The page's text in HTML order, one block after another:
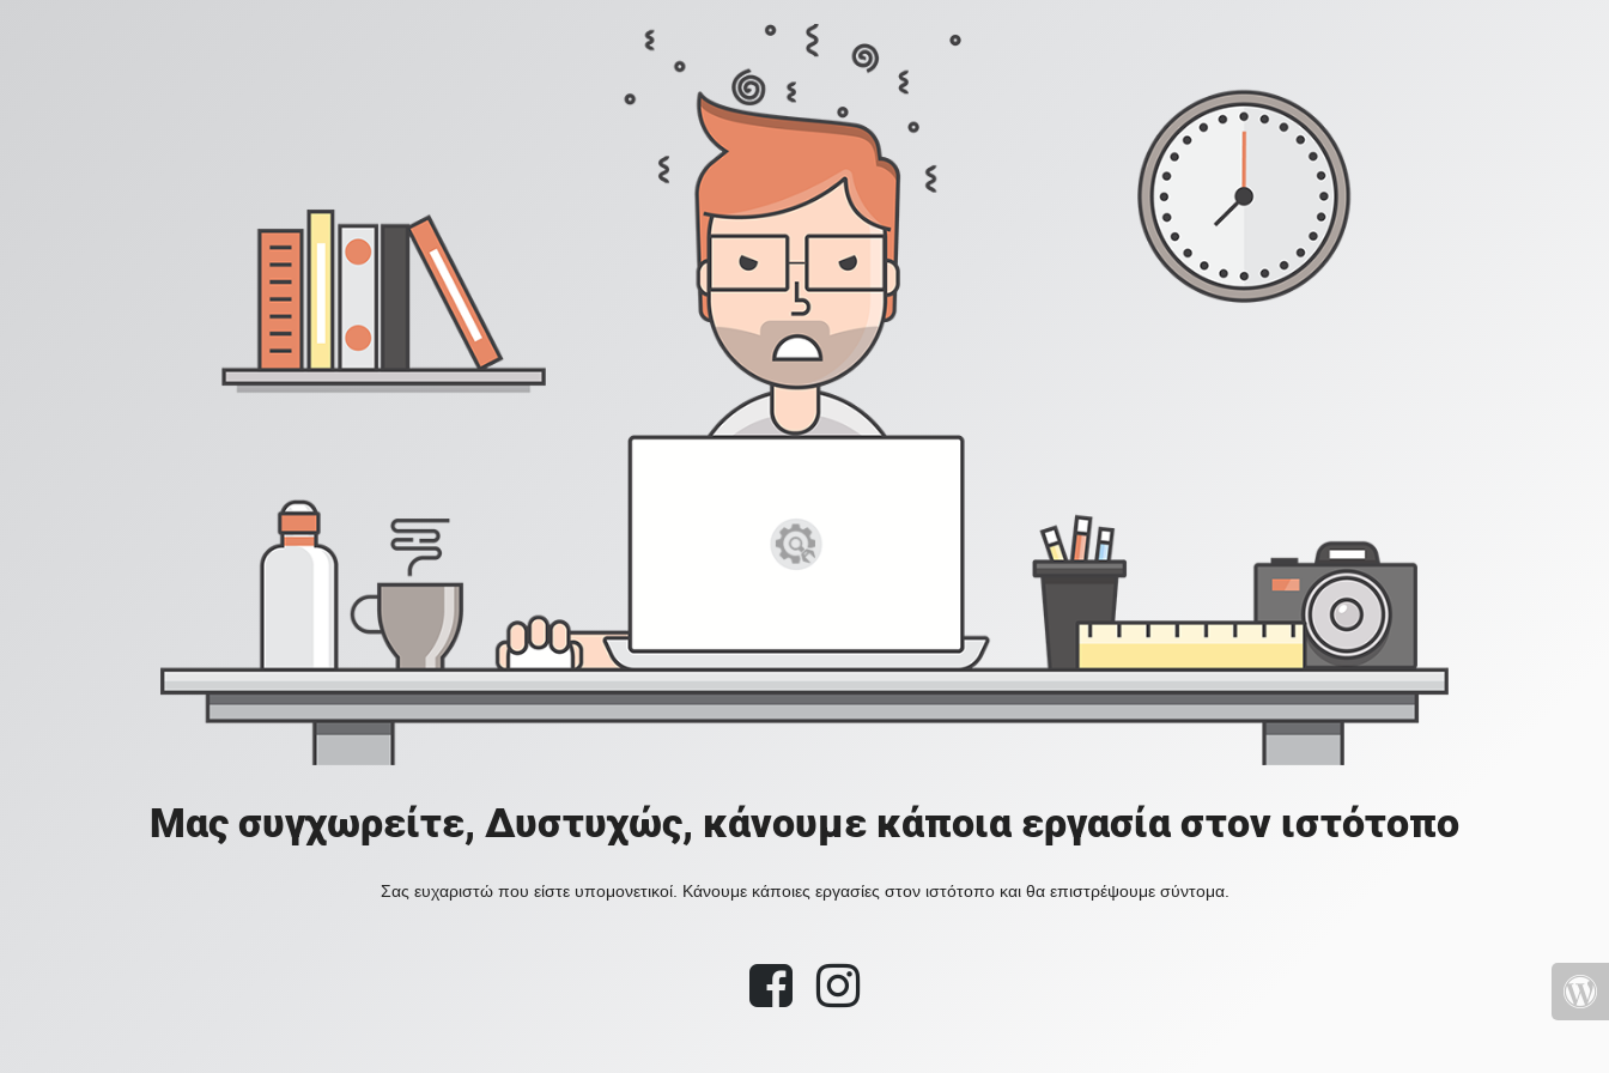
Μας συγχωρείτε, Δυστυχώς, κάνουμε κάποια εργασία στον ιστότοπο
Σας ευχαριστώ που είστε υπομονετικοί. Κάνουμε κάποιες εργασίες στον ιστότοπο και θα επιστρέψουμε σύντομα.